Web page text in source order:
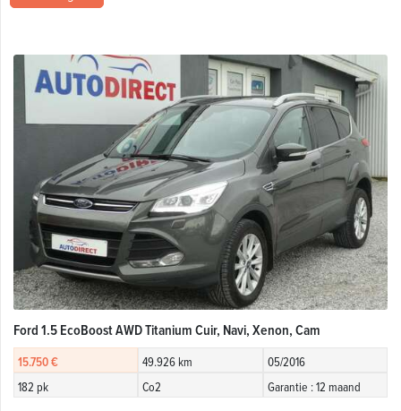
Ford 1.5 EcoBoost AWD Titanium Cuir, Navi, Xenon, Cam
15.750 € 49.926 km
05/2016
182 pk
Co2 Garantie : 12 maand